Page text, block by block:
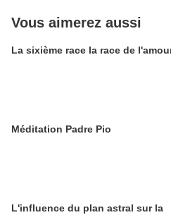
Vous aimerez aussi
La sixième race la race de
Méditation Padre Pio
L'influence du plan astral sur la